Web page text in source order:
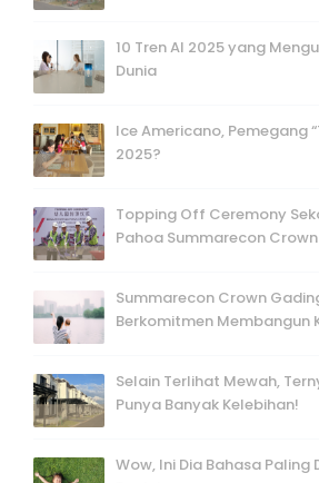
10 Tren AI 2025 yang
Dunia
Ice Americano, Pemegang
2025?
Topping Off Ceremony
Pahoa Summarecon
Summarecon Crown
Berkomitmen Membangun
Selain Terlihat Mewah,
Punya Banyak Kelebihan!
Wow, Ini Dia Bahasa Paling